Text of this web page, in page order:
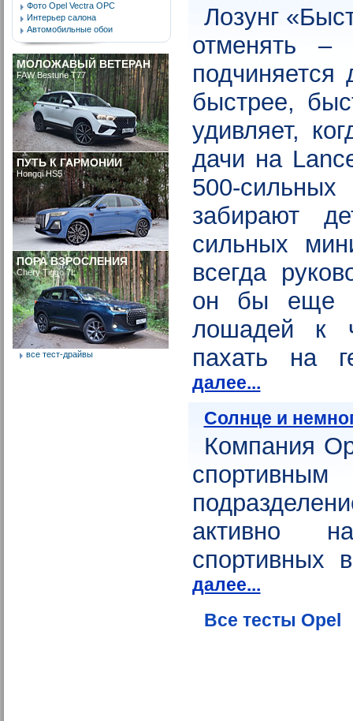
Фото Opel Vectra OPC
Интерьер салона
Автомобильные обои
МОЛОЖАВЫЙ ВЕТЕРАН
FAW Bestune T77
ПУТЬ К ГАРМОНИИ
Hongqi HS5
ПОРА ВЗРОСЛЕНИЯ
Chery Tiggo 7L
все тест-драйвы
Лозунг
отменять
подчиняется
быстрее,
удивляет,
дачи на
500-
забирают
сильных
всегда
он бы еще
лошадей к
пахать на
далее...
Солнце и
Компания
активно
спортивных
далее...
Все тесты Opel